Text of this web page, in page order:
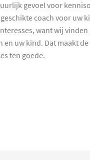
gevoel voor
coach voor uw
want wij vinden
en uw kind. Dat maakt
ten goede.